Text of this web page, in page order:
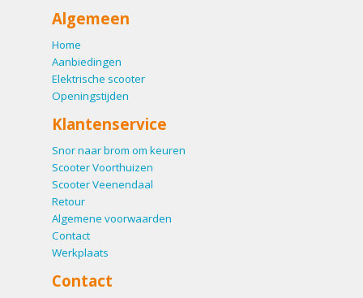
Algemeen
Home
Aanbiedingen
Elektrische scooter
Openingstijden
Klantenservice
Snor naar brom om keuren
Scooter Voorthuizen
Scooter Veenendaal
Retour
Algemene voorwaarden
Contact
Werkplaats
Contact